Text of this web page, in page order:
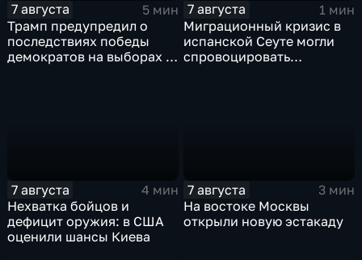
7 августа
5 мин
Трамп предупредил о
последствиях победы
демократов на выборах в
7 августа
1 мин
Миграционный кризис в
испанской Сеуте могли
спровоцировать
7 августа
4 мин
Нехватка бойцов и
дефицит оружия: в США
оценили шансы Киева
7 августа
3 мин
На востоке Москвы
открыли новую эстакаду